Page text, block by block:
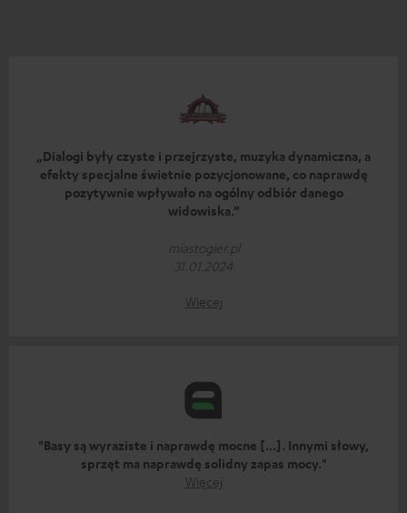
„Dialogi były czyste i przejrzyste, muzyka dynamiczna, a
efekty specjalne świetnie pozycjonowane, co naprawdę
pozytywnie wpływało na ogólny odbiór danego
widowiska.”
miastogier.pl
31.01.2024
Więcej
"Basy są wyraziste i naprawdę mocne [...]. Innymi słowy,
sprzęt ma naprawdę solidny zapas mocy."
Więcej